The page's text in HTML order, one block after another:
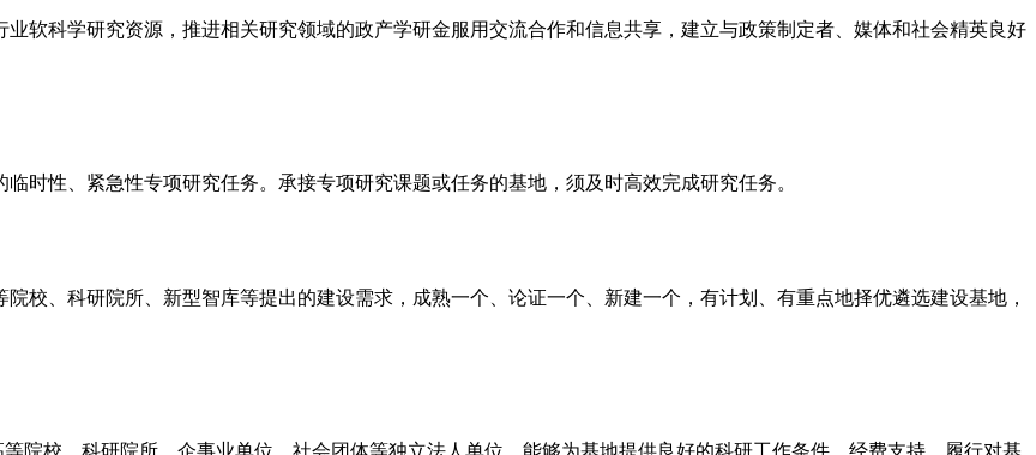
软科学研究资源，推进相关研究领域的政产学研金服用交流合作和信息共享，建立与政策制定者、媒体和社会精英良好
时性、紧急性专项研究任务。承接专项研究课题或任务的基地，须及时高效完成研究任务。
校、科研院所、新型智库等提出的建设需求，成熟一个、论证一个、新建一个，有计划、有重点地择优遴选建设基地，
院校、科研院所、企事业单位、社会团体等独立法人单位，能够为基地提供良好的科研工作条件、经费支持，履行对基